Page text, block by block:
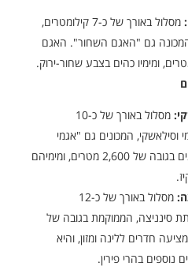
מסלול באורך של כ-7 קילומטרים,
המכונה גם "האגם השחור". האגם
מסלול באורך של כ-10
וסילאשקי, המכונים גם "אגמי
הפנינים". האגמים שוכנים בגובה של 2,600 מטרים, ומימיהם
מסלול באורך של כ-12
סינניצה, הממוקמת בגובה של
מציעה חדרים ללינה ומזון, והיא
נוספים בהרי פירין.